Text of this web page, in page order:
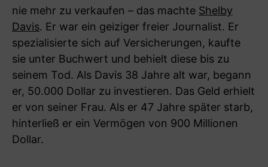
nie mehr zu verkaufen – das machte Shelby
Davis. Er war ein geiziger freier Journalist. Er
spezialisierte sich auf Versicherungen, kaufte
sie unter Buchwert und behielt diese bis zu
seinem Tod. Als Davis 38 Jahre alt war, begann
er, 50.000 Dollar zu investieren. Das Geld erhielt
er von seiner Frau. Als er 47 Jahre später starb,
hinterließ er ein Vermögen von 900 Millionen
Dollar.